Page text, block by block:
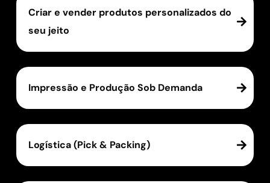
Criar e vender produtos personalizados do
seu jeito
Impressão e Produção Sob Demanda
Logística (Pick & Packing)